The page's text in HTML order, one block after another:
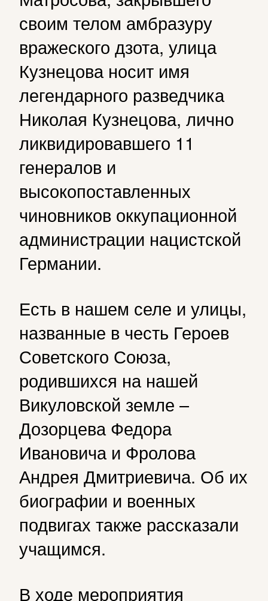
своим телом амбразуру
вражеского дзота, улица
Кузнецова носит имя
легендарного разведчика
Николая Кузнецова, лично
ликвидировавшего 11
генералов и
высокопоставленных
чиновников оккупационной
администрации нацистской
Германии.
Есть в нашем селе и улицы,
названные в честь Героев
Советского Союза,
родившихся на нашей
Викуловской земле –
Дозорцева Федора
Ивановича и Фролова
Андрея Дмитриевича. Об их
биографии и военных
подвигах также рассказали
учащимся.
В ходе мероприятия